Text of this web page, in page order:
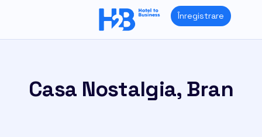
Înregistrare
Casa Nostalgia, Bran